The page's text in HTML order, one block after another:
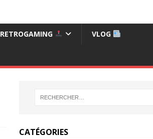
RETROGAMING VLOG
CATÉGORIES